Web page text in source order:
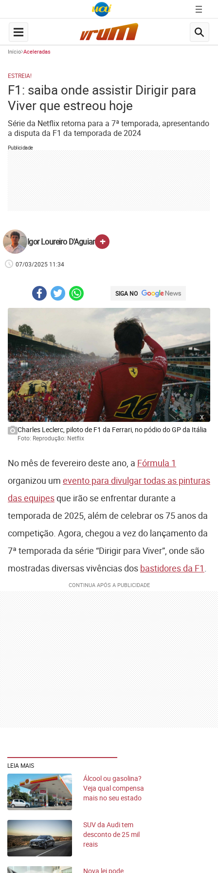
Início Aceleradas
ESTREIA!
F1: saiba onde assistir Dirigir para
Viver que estreou hoje
Série da Netflix retorna para a 7ª temporada, apresentando
a disputa da F1 da temporada de 2024
Publicidade
Igor Loureiro D'Aguiar +
07/03/2025 11:34
SIGA NO
x
Charles Leclerc, piloto de F1 da Ferrari, no pódio do GP da Itália
Foto: Reprodução: Netflix
No mês de fevereiro deste ano, a Fórmula 1
organizou um evento para divulgar todas as pinturas
das equipesque irão se enfrentar durante a
temporada de 2025, além de celebrar os 75 anos da
competição. Agora, chegou a vez do lançamento da
7ª temporada da série “Dirigir para Viver”, onde são
mostradas diversas vivências dos bastidores da F1
LEIA MAIS
Álcool ou gasolina?
Veja qual compensa
mais no seu estado
SUV da Audi tem
desconto de 25 mil
reais
Nova lei pode